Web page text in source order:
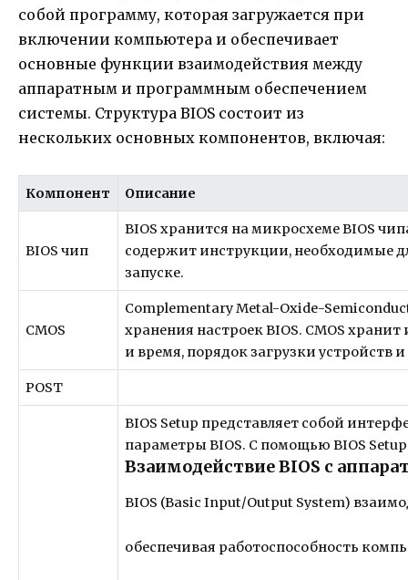
собой программу, которая загружается при
включении компьютера и обеспечивает
основные функции взаимодействия между
аппаратным и программным обеспечением
системы. Структура BIOS состоит из
нескольких основных компонентов, включая:
Компонент Описание
BIOS чип
BIOS хранится на микросхеме BIOS
содержит инструкции, необходимые
запуске.
CMOS
Complementary Metal-Oxide-
хранения настроек BIOS. CMOS
и время, порядок загрузки устройств
POST
BIOS Setup представляет собой
параметры BIOS. С помощью BIOS
Взаимодействие BIOS с
BIOS (Basic Input/Output System)
обеспечивая работоспособность